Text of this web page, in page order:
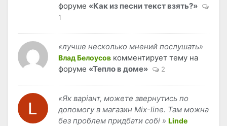
форуме «Как из песни текст взять?»
1
«лучше несколько мнений послушать»
Влад Белоусов комментирует тему на
форуме «Тепло в доме» 2
«Як варіант, можете звернутись по
допомогу в магазин Mix-line. Там можна
без проблем придбати собі » Linde